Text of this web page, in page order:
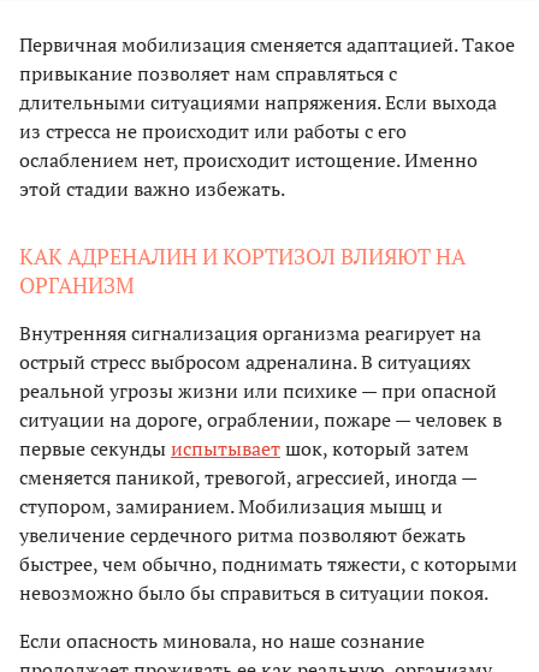
Первичная мобилизация сменяется адаптацией. Такое
привыкание позволяет нам справляться с
длительными ситуациями напряжения. Если выхода
из стресса не происходит или работы с его
ослаблением нет, происходит истощение. Именно
этой стадии важно избежать.
КАК АДРЕНАЛИН И КОРТИЗОЛ ВЛИЯЮТ НА
ОРГАНИЗМ
Внутренняя сигнализация организма реагирует на
острый стресс выбросом адреналина. В ситуациях
реальной угрозы жизни или психике — при опасной
ситуации на дороге, ограблении, пожаре — человек в
первые секундыиспытываетшок, который затем
сменяется паникой, тревогой, агрессией, иногда —
ступором, замиранием. Мобилизация мышц и
увеличение сердечного ритма позволяют бежать
быстрее, чем обычно, поднимать тяжести, с которыми
невозможно было бы справиться в ситуации покоя.
Если опасность миновала, но наше сознание